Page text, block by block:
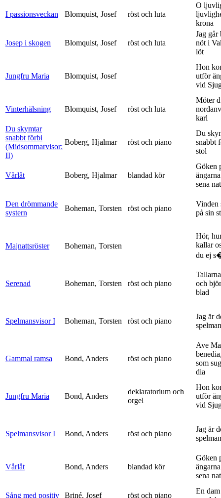
I passionsveckan Blomquist, Josef röst och luta
O
krona
Josep i skogen Blomquist, Josef röst och luta
Jag går
nöt i
löt
Jungfru Maria Blomquist, Josef
Hon
utför
vid
Vinterhälsning Blomquist, Josef röst och luta
Möter
karl
Du skymtar
snabbt förbi
(Midsommarvisor:
II)
Boberg, Hjalmar röst och piano
Du
snabbt
stol
Vårlåt Boberg, Hjalmar blandad kör
Göken
sena
Den drömmande
systern
Boheman, Torsten röst och piano
Vinden
på sin
Majnattsröster Boheman, Torsten
Hör,
kallar
du ej
Serenad Boheman, Torsten röst och piano
och
blad
Spelmansvisor I Boheman, Torsten röst och piano
Jag är
spelman
Gammal ramsa Bond, Anders röst och piano
Ave
som
dia
Jungfru Maria Bond, Anders
deklaratorium och
orgel
Hon
utför
vid
Spelmansvisor I Bond, Anders röst och piano
Jag är
spelman
Vårlåt Bond, Anders blandad kör
Göken
sena
Sång med positiv Briné, Josef röst och piano
En